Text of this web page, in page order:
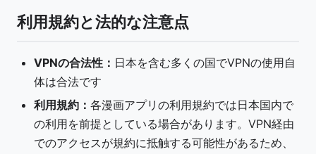
利用規約と法的な注意点
VPNの合法性： 日本を含む多くの国でVPNの使用自
体は合法です
利用規約： 各漫画アプリの利用規約では日本国内で
の利用を前提としている場合があります。VPN経由
でのアクセスが規約に抵触する可能性があるため、